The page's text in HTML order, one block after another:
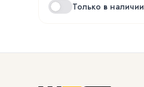
Только в наличии